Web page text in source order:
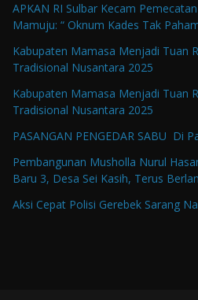
APKAN RI Sulbar Kecam
Mamuju: “ Oknum Kades Tak
Kabupaten Mamasa Menjadi Tuan
Tradisional Nusantara 2025
Kabupaten Mamasa Menjadi Tuan
Tradisional Nusantara 2025
PASANGAN PENGEDAR SABU Di
Pembangunan Musholla Nurul
Baru 3, Desa Sei Kasih, Terus
Aksi Cepat Polisi Gerebek Sarang